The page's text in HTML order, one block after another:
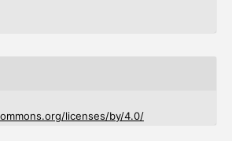
licenses/by/4.0/